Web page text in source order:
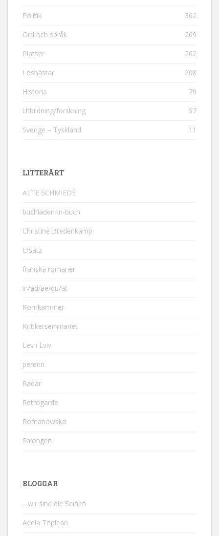
Politik 362
Ord och språk 269
Platser 262
Löshästar 208
Historia 79
Utbildning/forskning 57
Sverige – Tyskland 11
LITTERÄRT
ALTE SCHMIEDE
buchladen-in-buch
Christine Bredenkamp
Ersatz
franska romaner
in/ad/ae/qu/at
Kornkammer
Kritikerseminariet
Lev i Lviv
perenn
Radar
Retrogarde
Romanowska
Salongen
BLOGGAR
…wir sind die Seinen
Adela Toplean